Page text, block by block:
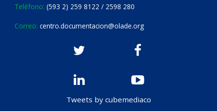
Teléfono: (593 2) 259 8122 / 2598 280
Correo: centro.documentacion@olade.org
Tweets by cubemediaco